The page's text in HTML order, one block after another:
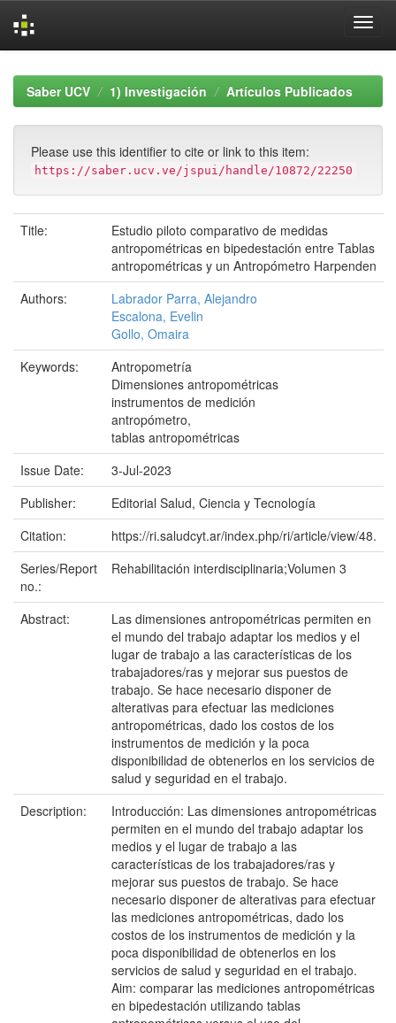
navigationSaber UCV 1) Investigación Artículos Publicados
Please use this identifier to cite or link to this item:
https://saber.ucv.ve/jspui/handle/10872/22250
Title:
Estudio piloto comparativo de medidas
antropométricas en bipedestación entre Tablas
antropométricas y un Antropómetro Harpenden
Authors:
Labrador Parra, Alejandro
Escalona, Evelin
Gollo, Omaira
Keywords:
Antropometría
Dimensiones antropométricas
instrumentos de medición
antropómetro,
tablas antropométricas
Issue Date:
3-Jul-2023
Publisher:
Editorial Salud, Ciencia y Tecnología
Citation:
https://ri.saludcyt.ar/index.php/ri/article/view/48.
Series/Report
no.:
Rehabilitación interdisciplinaria;Volumen 3
Abstract:
Las dimensiones antropométricas permiten en
el mundo del trabajo adaptar los medios y el
lugar de trabajo a las características de los
trabajadores/ras y mejorar sus puestos de
trabajo. Se hace necesario disponer de
alterativas para efectuar las mediciones
antropométricas, dado los costos de los
instrumentos de medición y la poca
disponibilidad de obtenerlos en los servicios de
salud y seguridad en el trabajo.
Description:
Introducción: Las dimensiones antropométricas
permiten en el mundo del trabajo adaptar los
medios y el lugar de trabajo a las
características de los trabajadores/ras y
mejorar sus puestos de trabajo. Se hace
necesario disponer de alterativas para efectuar
las mediciones antropométricas, dado los
costos de los instrumentos de medición y la
poca disponibilidad de obtenerlos en los
servicios de salud y seguridad en el trabajo.
Aim: comparar las mediciones antropométricas
en bipedestación utilizando tablas